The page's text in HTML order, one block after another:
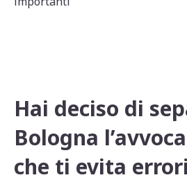
p o
Hai deciso di
Bologna
che ti evita